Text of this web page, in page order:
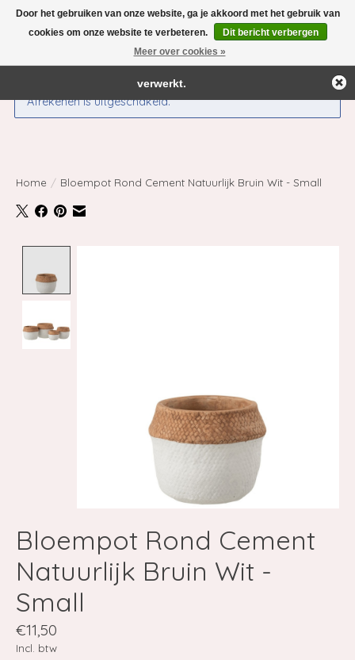
Verlanglijst
Afrekenen is uitgeschakeld.
Home / Bloempot Rond Cement Natuurlijk Bruin Wit - Small
Bloempot Rond Cement
Natuurlijk Bruin Wit -
Small
€11,50
Incl. btw
Door het gebruiken van onze website, ga je akkoord met het gebruik van
cookies om onze website te verbeteren.
Dit bericht verbergen
Meer over cookies »
← Keer terug naar de backofficeDeze winkel is in aanbouw.
Eventueel geplaatste orders zullen niet worden gehonoreerd of
verwerkt.